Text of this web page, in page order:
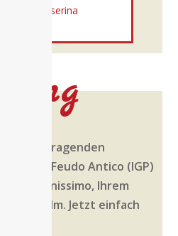
passerina
hervorragenden
von Feudo Antico (IGP)
von Buonissimo, Ihrem
Neu-Ulm. Jetzt einfach